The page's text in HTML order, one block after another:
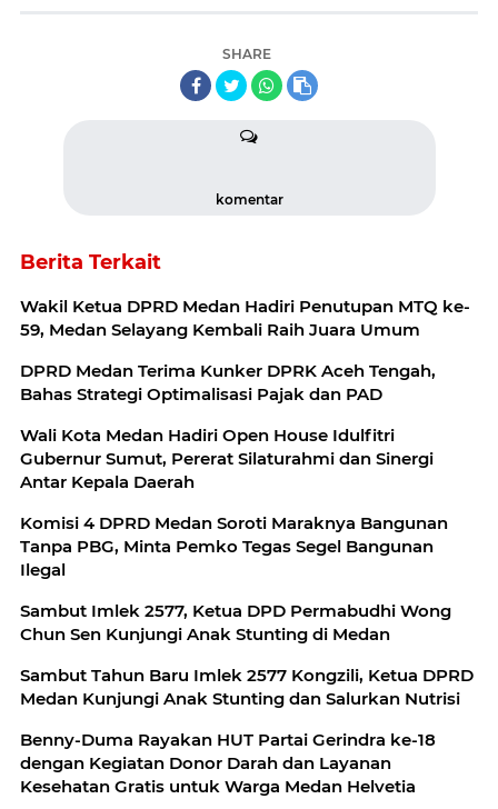
SHARE
komentar
Berita Terkait
Wakil Ketua DPRD Medan Hadiri Penutupan MTQ ke-
59, Medan Selayang Kembali Raih Juara Umum
DPRD Medan Terima Kunker DPRK Aceh Tengah,
Bahas Strategi Optimalisasi Pajak dan PAD
Wali Kota Medan Hadiri Open House Idulfitri
Gubernur Sumut, Pererat Silaturahmi dan Sinergi
Antar Kepala Daerah
Komisi 4 DPRD Medan Soroti Maraknya Bangunan
Tanpa PBG, Minta Pemko Tegas Segel Bangunan
Ilegal
Sambut Imlek 2577, Ketua DPD Permabudhi Wong
Chun Sen Kunjungi Anak Stunting di Medan
Sambut Tahun Baru Imlek 2577 Kongzili, Ketua DPRD
Medan Kunjungi Anak Stunting dan Salurkan Nutrisi
Benny-Duma Rayakan HUT Partai Gerindra ke-18
dengan Kegiatan Donor Darah dan Layanan
Kesehatan Gratis untuk Warga Medan Helvetia